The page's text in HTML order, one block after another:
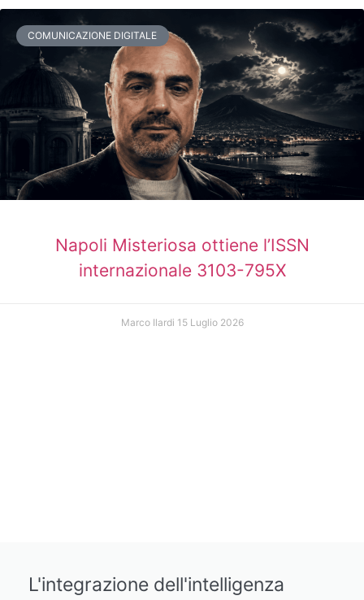
COMUNICAZIONE DIGITALE
Napoli Misteriosa ottiene l’ISSN
internazionale 3103-795X
Marco Ilardi 15 Luglio 2026
L'integrazione dell'intelligenza